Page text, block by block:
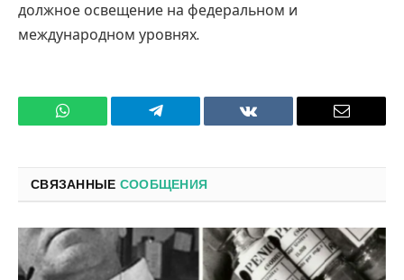
должное освещение на федеральном и
международном уровнях.
WhatsApp Телеграмм ВКонтакте
СВЯЗАННЫЕ СООБЩЕНИЯ